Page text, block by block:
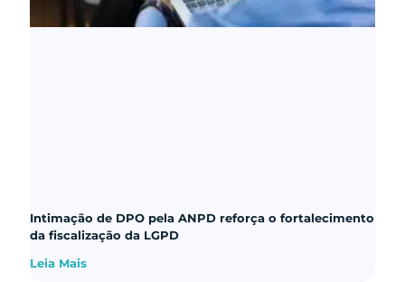
Intimação de DPO pela ANPD reforça o fortalecimento
da fiscalização da LGPD
Leia Mais